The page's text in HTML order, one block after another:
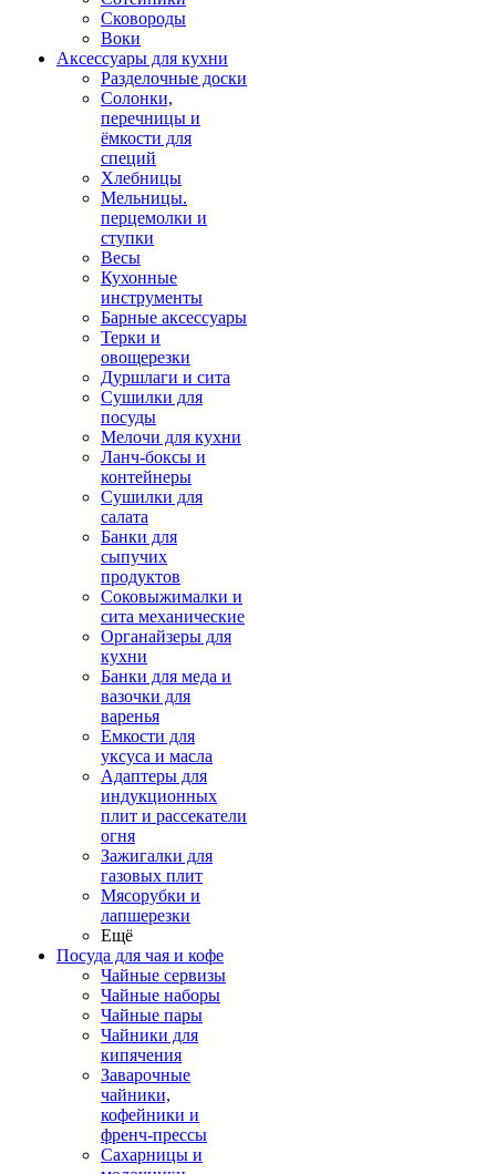
Сковороды
Воки
Аксессуары для кухни
Разделочные доски
Солонки,
перечницы и
ёмкости для
специй
Хлебницы
Мельницы.
перцемолки и
ступки
Весы
Кухонные
инструменты
Барные аксессуары
Терки и
овощерезки
Дуршлаги и сита
Сушилки для
посуды
Мелочи для кухни
Ланч-боксы и
контейнеры
Сушилки для
салата
Банки для
сыпучих
продуктов
Соковыжималки и
сита механические
Органайзеры для
кухни
Банки для меда и
вазочки для
варенья
Емкости для
уксуса и масла
Адаптеры для
индукционных
плит и рассекатели
огня
Зажигалки для
газовых плит
Мясорубки и
лапшерезки
Ещё
Посуда для чая и кофе
Чайные сервизы
Чайные наборы
Чайные пары
Чайники для
кипячения
Заварочные
чайники,
кофейники и
френч-прессы
Сахарницы и